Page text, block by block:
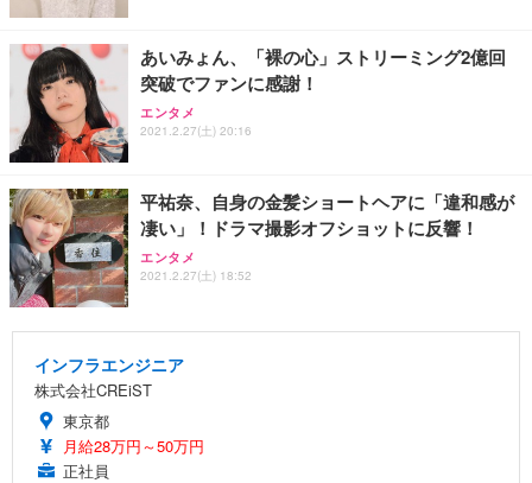
あいみょん、「裸の心」ストリーミング2億回
突破でファンに感謝！
エンタメ
2021.2.27(土) 20:16
平祐奈、自身の金髪ショートヘアに「違和感が
凄い」！ドラマ撮影オフショットに反響！
エンタメ
2021.2.27(土) 18:52
インフラエンジニア
株式会社CREiST
東京都
月給28万円～50万円
正社員